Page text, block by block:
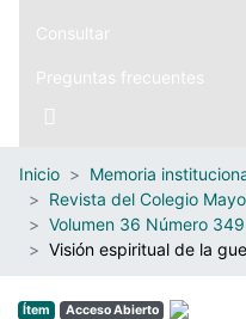
Consultar
Preguntas frecuentes
Inicio Memoria
Volumen 36 Número
Visión espiritual de la
Ítem Acceso Abierto